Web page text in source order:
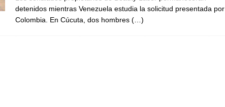
Pacto Histórico no asistirá a la posesión de Abelardo de la Espriella y llama a
detenidos mientras Venezuela estudia la solicitud presentada por
Colombia. En Cúcuta, dos hombres (…)